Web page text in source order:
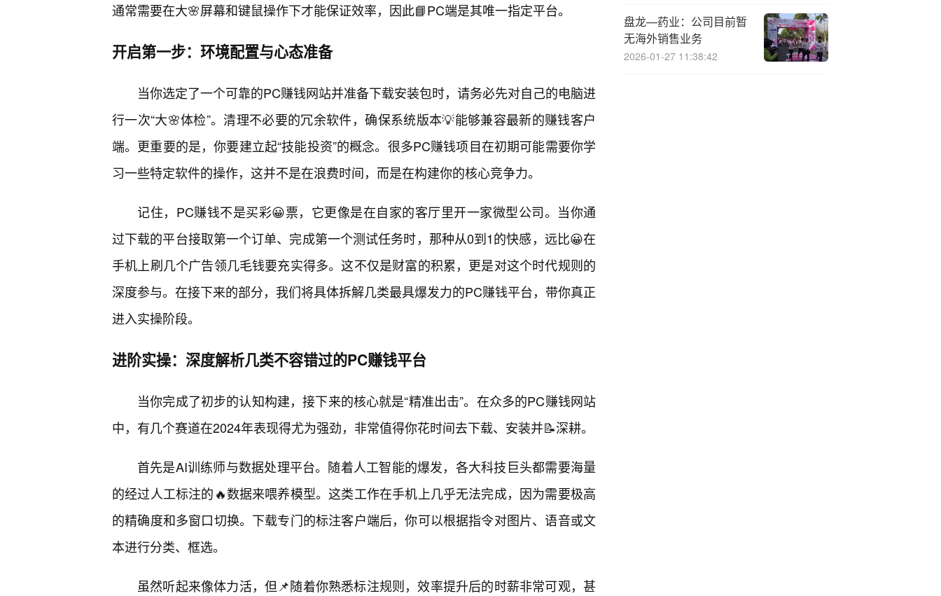
通常需要在大🌸屏幕和键鼠操作下才能保证效率，因此📘PC端是其唯一指定平台。
开启第一步：环境配置与心态准备
当你选定了一个可靠的PC赚钱网站并准备下载安装包时，请务必先对自己的电脑进
行一次“大🌸体检”。清理不必要的冗余软件，确保系统版本💡能够兼容最新的赚钱客户
端。更重要的是，你要建立起“技能投资”的概念。很多PC赚钱项目在初期可能需要你学
习一些特定软件的操作，这并不是在浪费时间，而是在构建你的核心竞争力。
记住，PC赚钱不是买彩😀票，它更像是在自家的客厅里开一家微型公司。当你通
过下载的平台接取第一个订单、完成第一个测试任务时，那种从0到1的快感，远比😀在
手机上刷几个广告领几毛钱要充实得多。这不仅是财富的积累，更是对这个时代规则的
深度参与。在接下来的部分，我们将具体拆解几类最具爆发力的PC赚钱平台，带你真正
进入实操阶段。
进阶实操：深度解析几类不容错过的PC赚钱平台
当你完成了初步的认知构建，接下来的核心就是“精准出击”。在众多的PC赚钱网站
中，有几个赛道在2024年表现得尤为强劲，非常值得你花时间去下载、安装并📝深耕。
首先是AI训练师与数据处理平台。随着人工智能的爆发，各大科技巨头都需要海量
的经过人工标注的🔥数据来喂养模型。这类工作在手机上几乎无法完成，因为需要极高
的精确度和多窗口切换。下载专门的标注客户端后，你可以根据指令对图片、语音或文
本进行分类、框选。
虽然听起来像体力活，但📌随着你熟悉标注规则，效率提升后的时薪非常可观，甚
盘龙—药业：公司目前暂
无海外销售业务
2026-01-27 11:38:42